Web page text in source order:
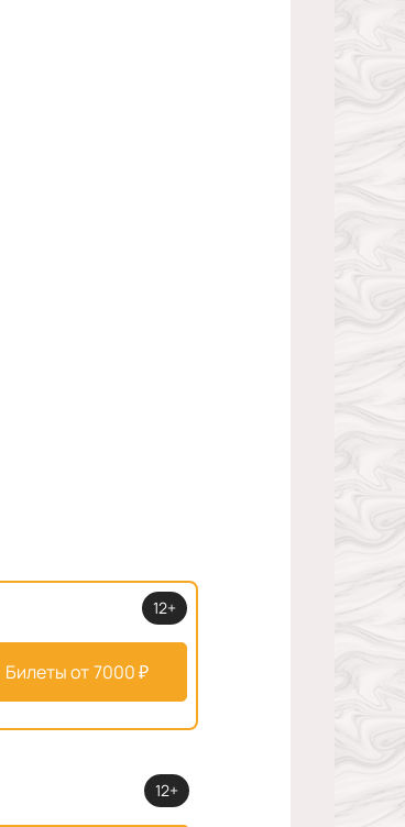
12+
Билеты от 7000₽
12+